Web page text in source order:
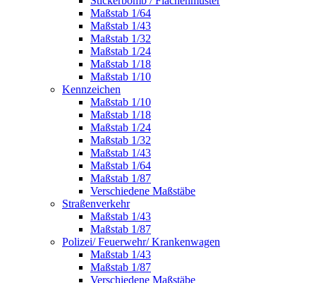
Maßstab 1/64
Maßstab 1/43
Maßstab 1/32
Maßstab 1/24
Maßstab 1/18
Maßstab 1/10
Kennzeichen
Maßstab 1/10
Maßstab 1/18
Maßstab 1/24
Maßstab 1/32
Maßstab 1/43
Maßstab 1/64
Maßstab 1/87
Verschiedene Maßstäbe
Straßenverkehr
Maßstab 1/43
Maßstab 1/87
Polizei/ Feuerwehr/ Krankenwagen
Maßstab 1/43
Maßstab 1/87
Verschiedene Maßstäbe